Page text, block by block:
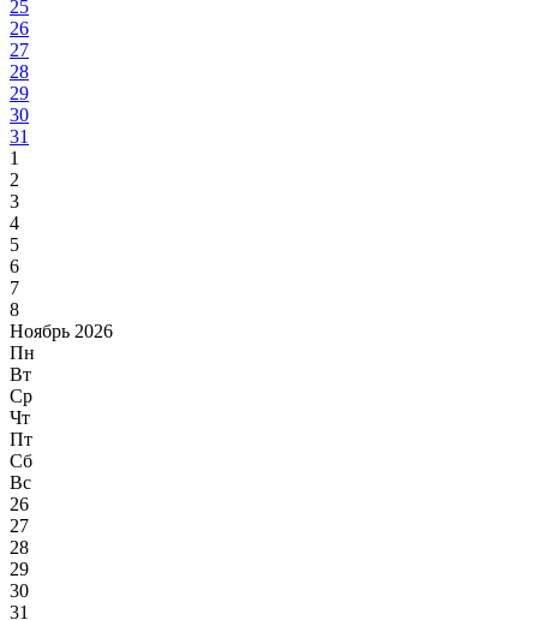
25
26
27
28
29
30
31
1
2
3
4
5
6
7
8
Ноябрь 2026
Пн
Вт
Ср
Чт
Пт
Сб
Вс
26
27
28
29
30
31